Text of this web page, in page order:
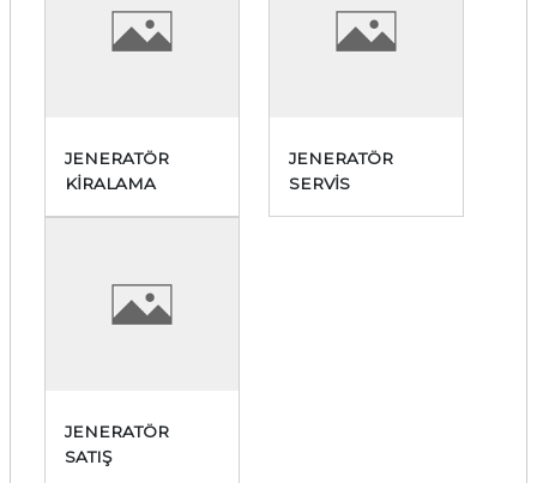
JENERATÖR
KİRALAMA
JENERATÖR
SERVİS
JENERATÖR
SATIŞ